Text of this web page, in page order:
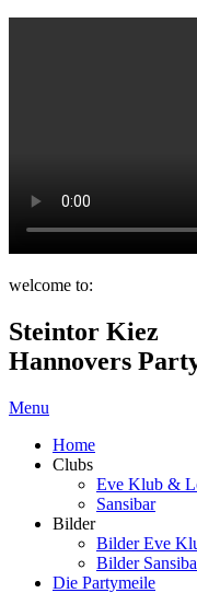
welcome to:
Steintor Kiez
Hannovers
Menu
Home
Clubs
Eve Klub &
Sansibar
Bilder
Bilder Eve
Bilder
Die Partymeile